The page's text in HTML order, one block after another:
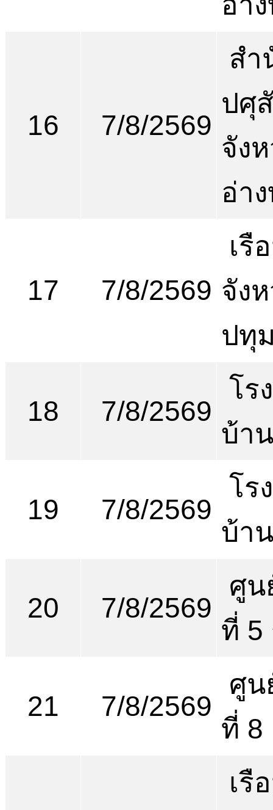
16 7/8/2569
สำ
ปศุ
จัง
อ่า
17 7/8/2569
เรื
จัง
ปทุ
18 7/8/2569
โร
บ้า
19 7/8/2569
โร
บ้า
20 7/8/2569
ศูน
ที่ 5
21 7/8/2569
ศูน
ที่ 8
เรื